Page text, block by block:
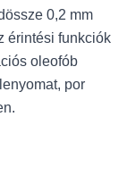
0,2 mm
érintési funkciók
oleofób
por